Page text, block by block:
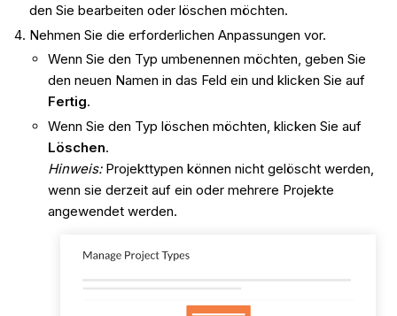
den Sie bearbeiten oder löschen möchten.
Nehmen Sie die erforderlichen Anpassungen vor.
Wenn Sie den Typ umbenennen möchten, geben Sie
den neuen Namen in das Feld ein und klicken Sie auf
Fertig.
Wenn Sie den Typ löschen möchten, klicken Sie auf
Löschen.
Hinweis: Projekttypen können nicht gelöscht werden,
wenn sie derzeit auf ein oder mehrere Projekte
angewendet werden.